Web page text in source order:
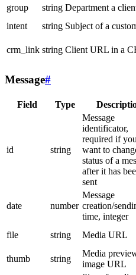
group
string Department a
intent
string Subject of a
crm_link string Client URL in a
Message#
Field Type
id string
Message
identificator,
required if you
want to
status of a
after it has
sent
date number
Message
creation/
time, integer
file string Media URL
thumb
string
Media
image URL